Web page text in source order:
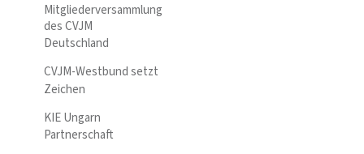
Mitgliederversammlung
des CVJM
Deutschland
CVJM-Westbund setzt
Zeichen
KIE Ungarn
Partnerschaft